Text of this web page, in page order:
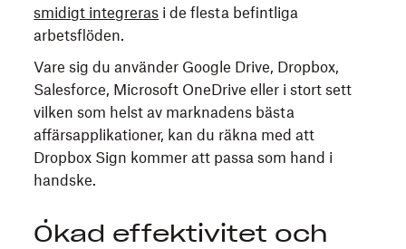
smidigt integreras i de flesta befintliga
arbetsflöden.
Vare sig du använder Google Drive, Dropbox,
Salesforce, Microsoft OneDrive eller i stort sett
vilken som helst av marknadens bästa
affärsapplikationer, kan du räkna med att
Dropbox Sign kommer att passa som hand i
handske.
Ökad effektivitet och